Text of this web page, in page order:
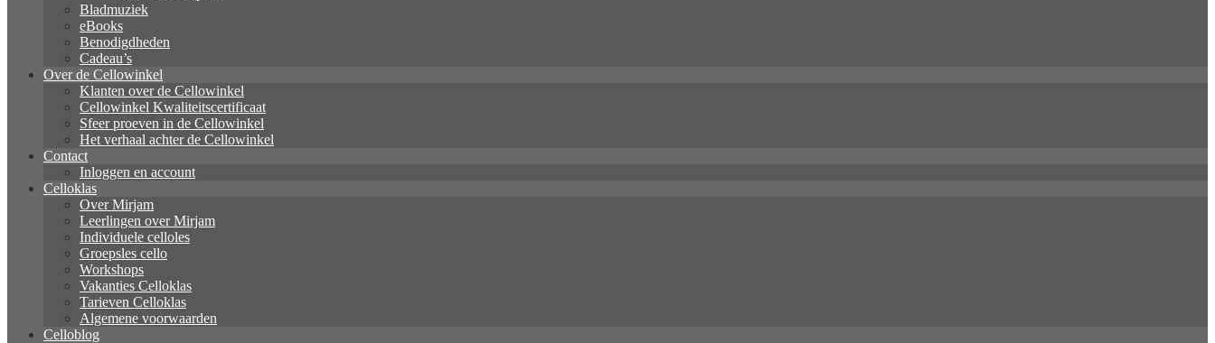
Bladmuziek
eBooks
Benodigdheden
Cadeau’s
Over de Cellowinkel
Klanten over de Cellowinkel
Cellowinkel Kwaliteitscertificaat
Sfeer proeven in de Cellowinkel
Het verhaal achter de Cellowinkel
Contact
Inloggen en account
Celloklas
Over Mirjam
Leerlingen over Mirjam
Individuele celloles
Groepsles cello
Workshops
Vakanties Celloklas
Tarieven Celloklas
Algemene voorwaarden
Celloblog